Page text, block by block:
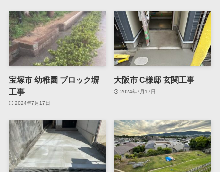
宝塚市 幼稚園 ブロック塀
工事
2024年7月17日
大阪市 C様邸 玄関工事
2024年7月17日